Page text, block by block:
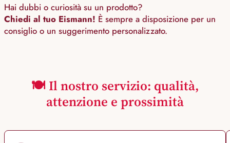
Hai dubbi o curiosità su un prodotto?
Chiedi al tuo Eismann! È sempre a disposizione per un
consiglio o un suggerimento personalizzato.
🍽️ Il nostro servizio: qualità,
attenzione e prossimità